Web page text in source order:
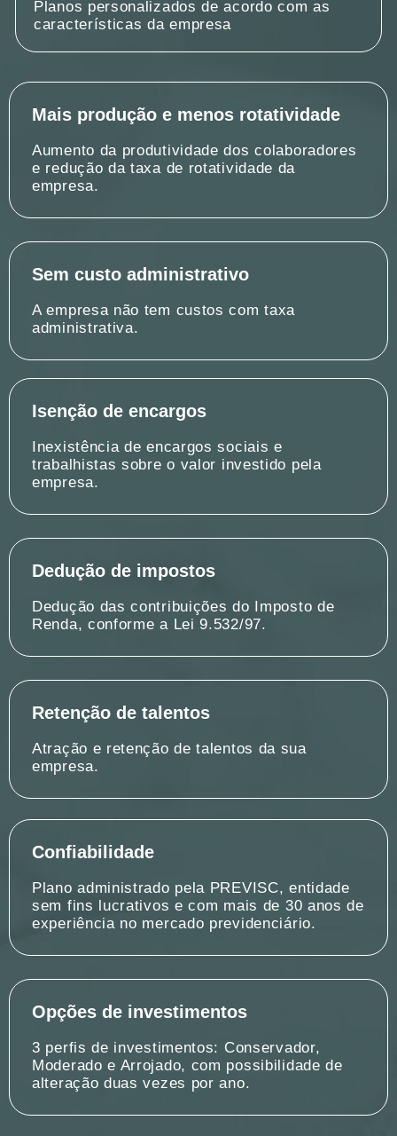
Planos personalizados de acordo com as
características da empresa
Mais produção e menos rotatividade
Aumento da produtividade dos colaboradores
e redução da taxa de rotatividade da
empresa.
Sem custo administrativo
A empresa não tem custos com taxa
administrativa.
Isenção de encargos
Inexistência de encargos sociais e
trabalhistas sobre o valor investido pela
empresa.
Dedução de impostos
Dedução das contribuições do Imposto de
Renda, conforme a Lei 9.532/97.
Retenção de talentos
Atração e retenção de talentos da sua
empresa.
Confiabilidade
Plano administrado pela PREVISC, entidade
sem fins lucrativos e com mais de 30 anos de
experiência no mercado previdenciário.
Opções de investimentos
3 perfis de investimentos: Conservador,
Moderado e Arrojado, com possibilidade de
alteração duas vezes por ano.